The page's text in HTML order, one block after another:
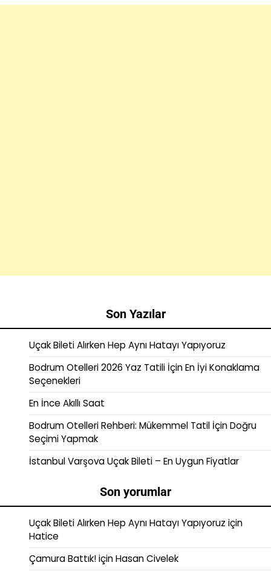
Son Yazılar
Uçak Bileti Alırken Hep Aynı Hatayı Yapıyoruz
Bodrum Otelleri 2026 Yaz Tatili İçin En İyi Konaklama
Seçenekleri
En İnce Akıllı Saat
Bodrum Otelleri Rehberi: Mükemmel Tatil İçin Doğru
Seçimi Yapmak
İstanbul Varşova Uçak Bileti – En Uygun Fiyatlar
Son yorumlar
Uçak Bileti Alırken Hep Aynı Hatayı Yapıyoruz için
Hatice
Çamura Battık!içinHasan Civelek